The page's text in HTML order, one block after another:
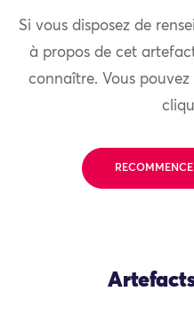
Si vous disposez de
à propos de cet
connaître. Vous